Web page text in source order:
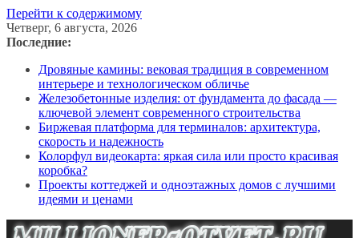
Перейти к содержимому
Четверг, 6 августа, 2026
Последние:
Дровяные камины: вековая традиция в современном
интерьере и технологическом обличье
Железобетонные изделия: от фундамента до фасада —
ключевой элемент современного строительства
Биржевая платформа для терминалов: архитектура,
скорость и надежность
Колорфул видеокарта: яркая сила или просто красивая
коробка?
Проекты коттеджей и одноэтажных домов с лучшими
идеями и ценами